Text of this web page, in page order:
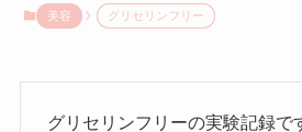
美容 グリセリンフリー
グリセリンフリーの実験記録で